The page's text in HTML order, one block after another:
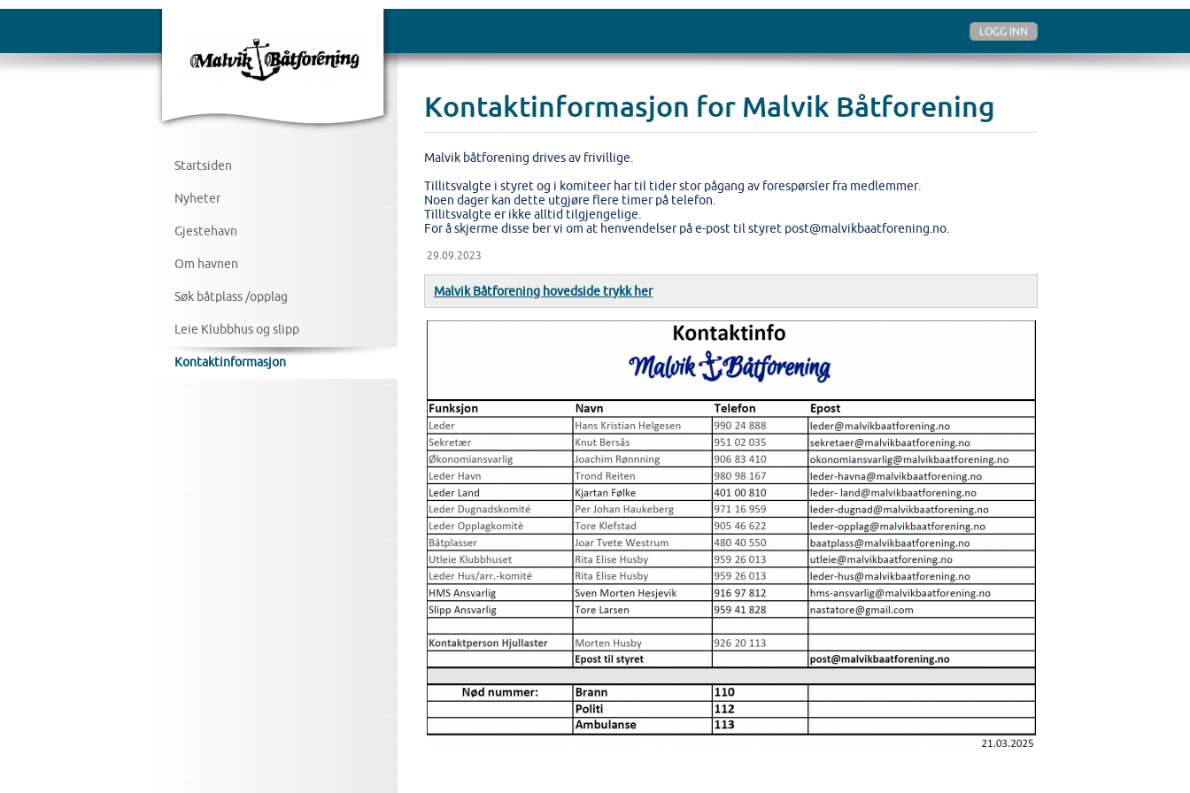
LOGG INN
Startsiden
Nyheter
Gjestehavn
Om havnen
Søk båtplass /opplag
Leie Klubbhus og slipp
Kontaktinformasjon
Kontaktinformasjon for Malvik Båtforening
Malvik båtforening drives av frivillige.
Tillitsvalgte i styret og i komiteer har til tider stor pågang av forespørsler fra medlemmer.
Noen dager kan dette utgjøre flere timer på telefon.
Tillitsvalgte er ikke alltid tilgjengelige.
For å skjerme disse ber vi om at henvendelser på e-post til styret post@malvikbaatforening.no.
29.09.2023
Malvik Båtforening hovedside trykk her